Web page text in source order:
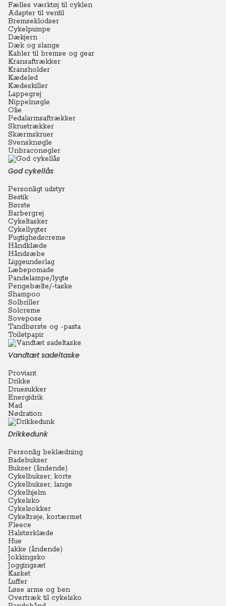
Fælles værktøj til cyklen
Adapter til ventil
Bremseklodser
Cykelpumpe
Dækjern
Dæk og slange
Kabler til bremse og gear
Kransaftrækker
Kransholder
Kædeled
Kædeskiller
Lappegrej
Nippelnøgle
Olie
Pedalarmsaftrækker
Skruetrækker
Skærmskruer
Svensknøgle
Unbraconøgler
God cykellås
Personligt udstyr
Bestik
Børste
Barbergrej
Cykeltasker
Cykellygter
Fugtighedscreme
Håndklæde
Håndsæbe
Liggeunderlag
Læbepomade
Pandelampe/lygte
Pengebælte/-taske
Shampoo
Solbriller
Solcreme
Sovepose
Tandbørste og -pasta
Toiletpapir
Vandtæt sadeltaske
Proviant
Drikke
Druesukker
Energidrik
Mad
Nødration
Drikkedunk
Personlig beklædning
Badebukser
Bukser (åndende)
Cykelbukser, korte
Cykelbukser, lange
Cykelhjelm
Cykelsko
Cykelsokker
Cykeltrøje, kortærmet
Fleece
Halstørklæde
Hue
Jakke (åndende)
Jokkingsko
Joggingsæt
Kasket
Luffer
Løse arme og ben
Overtræk til cykelsko